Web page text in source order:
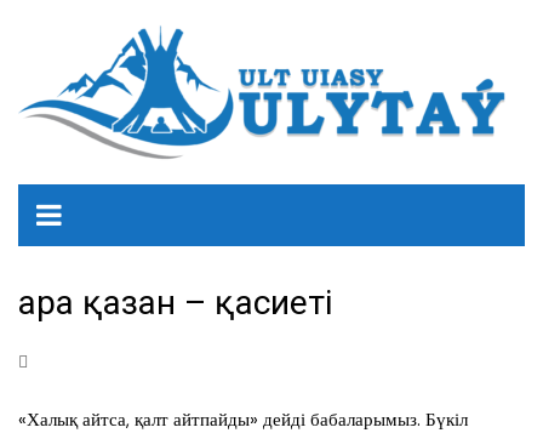
Қара қазан – қасиеті
«Халық айтса, қалт айтпайды» дейді бабаларымыз. Бүкіл